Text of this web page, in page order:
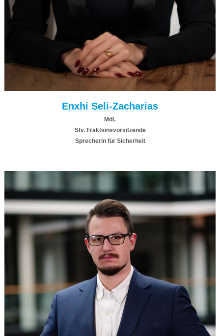
Enxhi Seli-Zacharias
MdL
Stv. Fraktionsvorsitzende
Sprecherin für Sicherheit